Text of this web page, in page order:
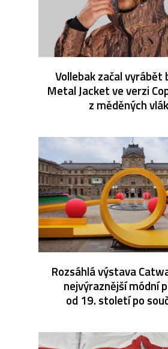
Vollebak začal vyrábět
Metal Jacket ve verzi
z měděných
Rozsáhlá výstava
nejvýraznější módní
od 19. století po